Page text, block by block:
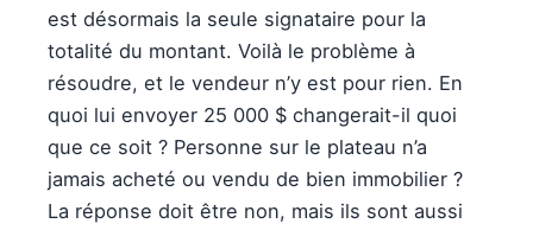
est désormais la seule signataire pour la
totalité du montant. Voilà le problème à
résoudre, et le vendeur n’y est pour rien. En
quoi lui envoyer 25 000 $ changerait-il quoi
que ce soit ? Personne sur le plateau n’a
jamais acheté ou vendu de bien immobilier ?
La réponse doit être non, mais ils sont aussi